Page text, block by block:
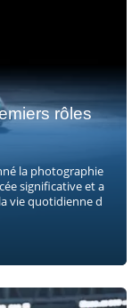
rôles
la photographie
significative et a
vie quotidienne d